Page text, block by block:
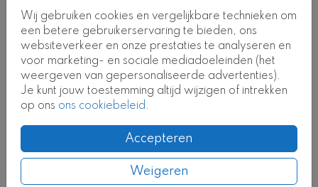
Wij gebruiken cookies en vergelijkbare technieken om
een betere gebruikerservaring te bieden, ons
websiteverkeer en onze prestaties te analyseren en
voor marketing- en sociale mediadoeleinden (het
weergeven van gepersonaliseerde advertenties).
Je kunt jouw toestemming altijd wijzigen of intrekken
op ons ons cookiebeleid.
Accepteren
Weigeren